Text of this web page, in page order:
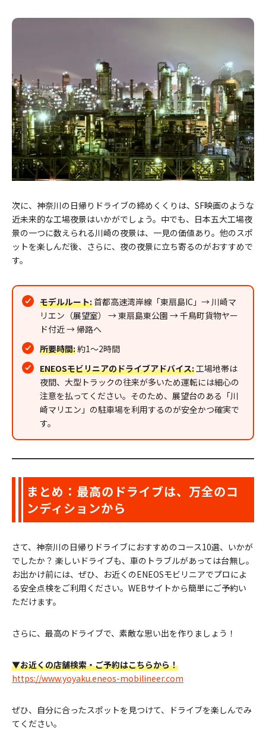
次に、神奈川の日帰りドライブの締めくくりは、SF映画のような
近未来的な工場夜景はいかがでしょう。中でも、日本五大工場夜
景の一つに数えられる川崎の夜景は、一見の価値あり。他のスポ
ットを楽しんだ後、さらに、夜の夜景に立ち寄るのがおすすめで
す。
モデルルート: 首都高速湾岸線「東扇島IC」→ 川崎マ
リエン（展望室） → 東扇島東公園 → 千鳥町貨物ヤー
ド付近 → 帰路へ
所要時間:約1〜2時間
ENEOSモビリニアのドライブアドバイス: 工場地帯は
夜間、大型トラックの往来が多いため運転には細心の
注意を払ってください。そのため、展望台のある「川
崎マリエン」の駐車場を利用するのが安全かつ確実で
す。
まとめ：最高のドライブは、万全のコ
ンディションから
さて、神奈川の日帰りドライブにおすすめのコース10選、いかが
でしたか？ 楽しいドライブも、車のトラブルがあっては台無し。
お出かけ前には、ぜひ、お近くのENEOSモビリニアでプロによ
る安全点検をご利用ください。WEBサイトから簡単にご予約い
ただけます。
さらに、最高のドライブで、素敵な思い出を作りましょう！
▼お近くの店舗検索・ご予約はこちらから！
https://www.yoyaku.eneos-mobilineer.com
ぜひ、自分に合ったスポットを見つけて、ドライブを楽しんでみ
てください。